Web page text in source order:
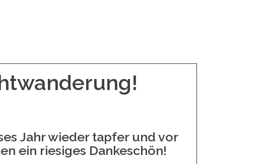
Jahr wieder tapfer und vor
ein riesiges Dankeschön!